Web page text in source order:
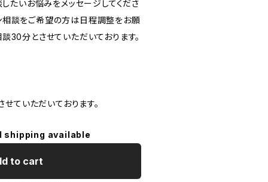
たいお悩みをメッセージしてくださ
相談をご希望の方は日程調整をお願
30分とさせていただいております。
ていただいております。
shipping available
to cart